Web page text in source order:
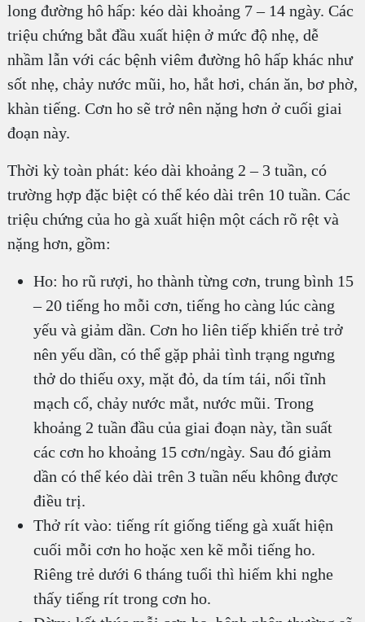
long đường hô hấp: kéo dài khoảng 7 – 14 ngày. Các
triệu chứng bắt đầu xuất hiện ở mức độ nhẹ, dễ
nhầm lẫn với các bệnh viêm đường hô hấp khác như
sốt nhẹ, chảy nước mũi, ho, hắt hơi, chán ăn, bơ phờ,
khàn tiếng. Cơn ho sẽ trở nên nặng hơn ở cuối giai
đoạn này.
Thời kỳ toàn phát: kéo dài khoảng 2 – 3 tuần, có
trường hợp đặc biệt có thể kéo dài trên 10 tuần. Các
triệu chứng của ho gà xuất hiện một cách rõ rệt và
nặng hơn, gồm:
Ho: ho rũ rượi, ho thành từng cơn, trung bình 15
– 20 tiếng ho mỗi cơn, tiếng ho càng lúc càng
yếu và giảm dần. Cơn ho liên tiếp khiến trẻ trở
nên yếu dần, có thể gặp phải tình trạng ngưng
thở do thiếu oxy, mặt đỏ, da tím tái, nổi tĩnh
mạch cổ, chảy nước mắt, nước mũi. Trong
khoảng 2 tuần đầu của giai đoạn này, tần suất
các cơn ho khoảng 15 cơn/ngày. Sau đó giảm
dần có thể kéo dài trên 3 tuần nếu không được
điều trị.
Thở rít vào: tiếng rít giống tiếng gà xuất hiện
cuối mỗi cơn ho hoặc xen kẽ mỗi tiếng ho.
Riêng trẻ dưới 6 tháng tuổi thì hiếm khi nghe
thấy tiếng rít trong cơn ho.